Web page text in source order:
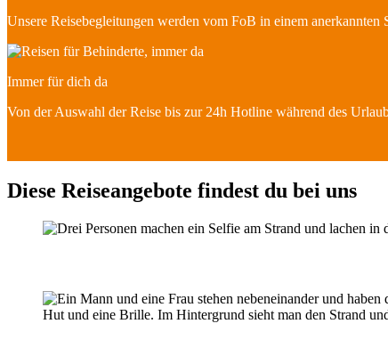
Unsere Reisebegleitungen werden vom FoB in einem anerkannten
Immer für dich da
Von der Auswahl der Reise bis zur 24h Hotline während des
Diese Reiseangebote findest du bei uns